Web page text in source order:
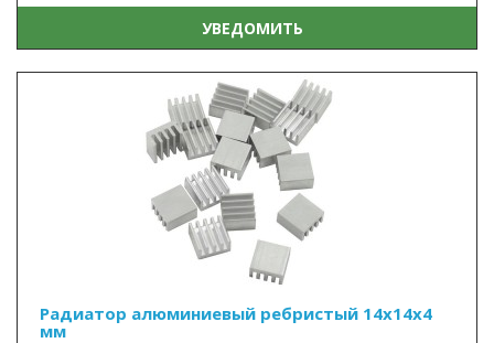
УВЕДОМИТЬ
Радиатор алюминиевый ребристый 14х14х4
мм